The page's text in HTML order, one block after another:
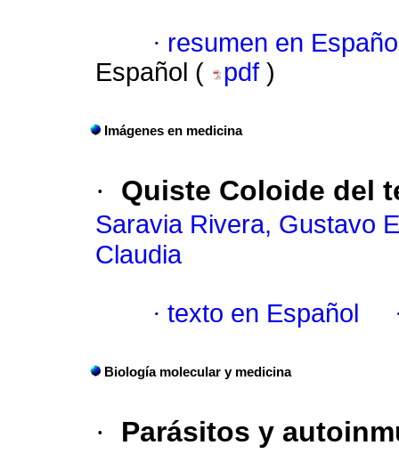
· resumen en
Español (
pdf )
Imágenes en medicina
· Quiste Coloide del
Saravia Rivera, Gustavo E
Claudia
· texto en Español
Biología molecular y medicina
· Parásitos y